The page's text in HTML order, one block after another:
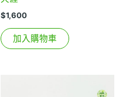
$1,600
加入購物車